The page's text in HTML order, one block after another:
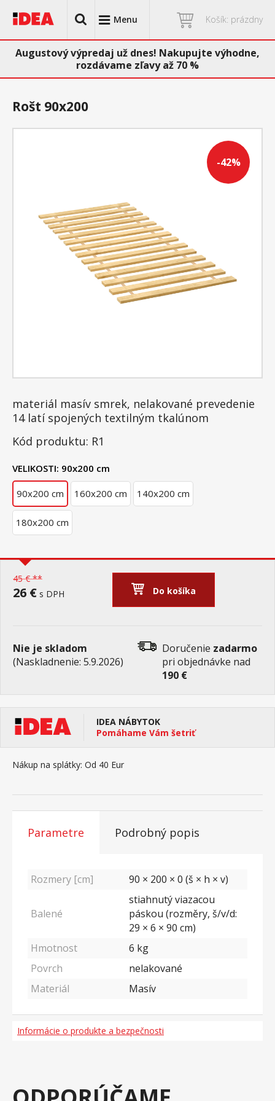
Menu Košík: prázdny
Augustový výpredaj už dnes! Nakupujte výhodne,
rozdávame zľavy až 70 %
-42%
Rošt 90x200
materiál masív smrek, nelakované prevedenie
14 latí spojených textilným tkalúnom
Kód produktu: R1
VELIKOSTI: 90x200 cm
90x200 cm 160x200 cm 140x200 cm
180x200 cm
45 € **
26 € s DPH Do košíka
Nie je skladom
(Naskladnenie: 5.9.2026)
Doručenie zadarmo
pri objednávke nad
190 €
IDEA NÁBYTOK
Pomáhame Vám šetriť
Nákup na splátky: Od 40 Eur
Parametre Podrobný popis
Rozmery [cm] 90 × 200 × 0 (š × h × v)
Balené
stiahnutý viazacou
páskou (rozměry, š/v/d:
29 × 6 × 90 cm)
Hmotnost
6 kg
Povrch
nelakované
Materiál
Masív
Informácie o produkte a bezpečnosti